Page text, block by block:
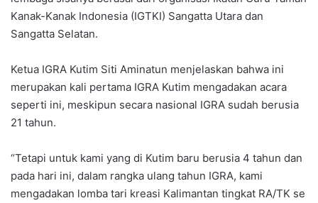
Kanak-Kanak Indonesia (IGTKI) Sangatta Utara dan
Sangatta Selatan.
Ketua IGRA Kutim Siti Aminatun menjelaskan bahwa ini
merupakan kali pertama IGRA Kutim mengadakan acara
seperti ini, meskipun secara nasional IGRA sudah berusia
21 tahun.
“Tetapi untuk kami yang di Kutim baru berusia 4 tahun dan
pada hari ini, dalam rangka ulang tahun IGRA, kami
mengadakan lomba tari kreasi Kalimantan tingkat RA/TK se